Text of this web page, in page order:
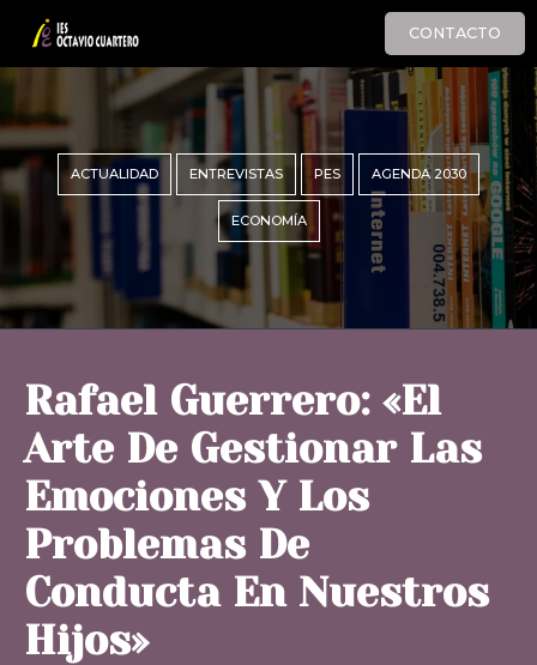
CONTACTO
ACTUALIDAD ENTREVISTAS PES AGENDA 2030
ECONOMÍA
Rafael Guerrero: «El
Arte De Gestionar Las
Emociones Y Los
Problemas De
Conducta En Nuestros
Hijos»